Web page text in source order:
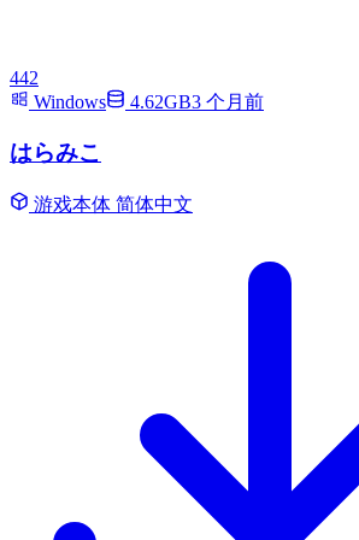
442
Windows
4.62GB3 个月前
はらみこ
游戏本体 简体中文